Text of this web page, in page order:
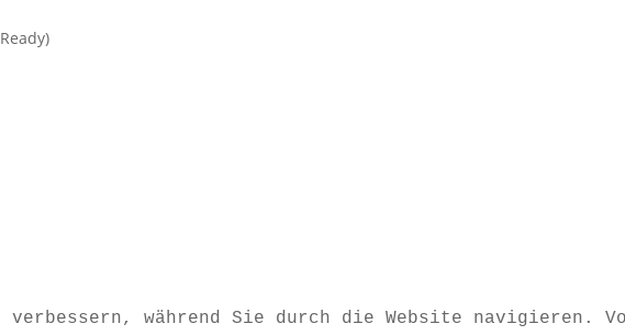
während Sie durch die Website navigieren.